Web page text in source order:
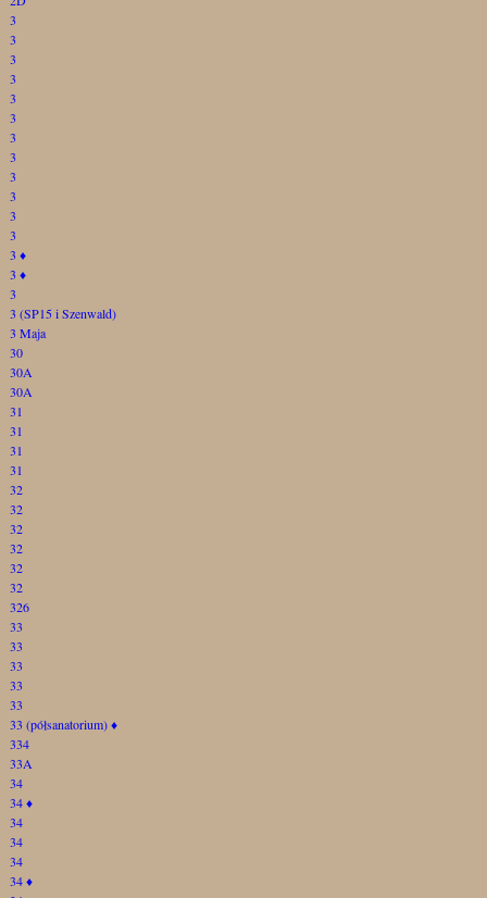
3
3
3
3
3
3
3
3
3
3
3
3
3 ♦
3 ♦
3
3 (SP15 i Szenwald)
3 Maja
30
30A
30A
31
31
31
31
32
32
32
32
32
32
326
33
33
33
33
33
33 (półsanatorium)♦
334
33A
34
34♦
34
34
34
34♦